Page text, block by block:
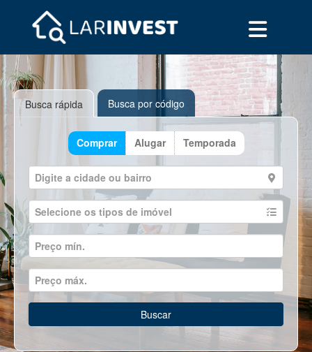
Busca rápida Busca por código
Comprar Alugar Temporada